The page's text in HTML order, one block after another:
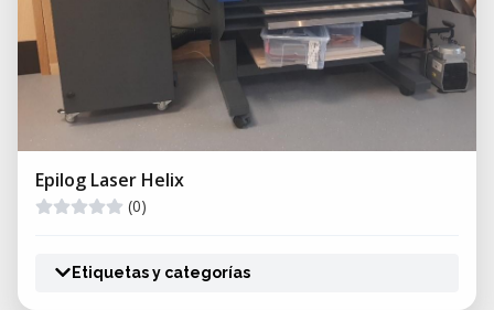
Epilog Laser Helix
(0)
Etiquetas y categorías